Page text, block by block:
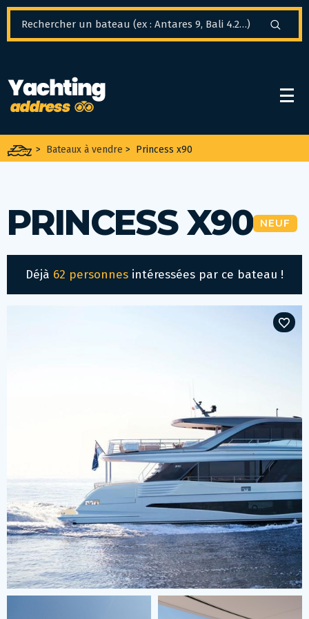
> Bateaux à vendre > Princess x90
PRINCESS X90 NEUF
Déjà 62 personnes intéressées par ce bateau !
Panneau de gestion des cookies